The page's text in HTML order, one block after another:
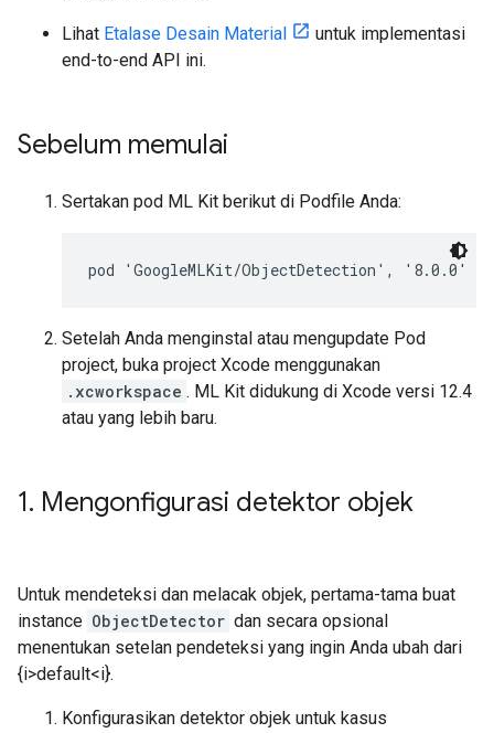
Lihat Etalase Desain Material
untuk implementasi
end-to-end API ini.
Sebelum memulai
Sertakan pod ML Kit berikut di Podfile Anda:
Setelah Anda menginstal atau mengupdate Pod
project, buka project Xcode menggunakan
.xcworkspace . ML Kit didukung di Xcode versi 12.4
atau yang lebih baru.
1. Mengonfigurasi detektor objek
Untuk mendeteksi dan melacak objek, pertama-tama buat
instance ObjectDetector dan secara opsional
menentukan setelan pendeteksi yang ingin Anda ubah dari
{i>default<i}.
Konfigurasikan detektor objek untuk kasus